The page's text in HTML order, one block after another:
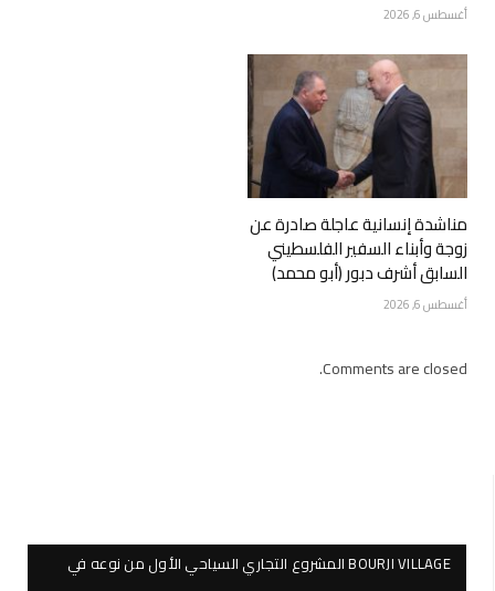
أغسطس 6, 2026
مناشدة إنسانية عاجلة صادرة عن
زوجة وأبناء السفير الفلسطيني
السابق أشرف دبور (أبو محمد)
أغسطس 6, 2026
Comments are closed.
BOURJI VILLAGE المشروع التجاري السياحي الأول من نوعه في